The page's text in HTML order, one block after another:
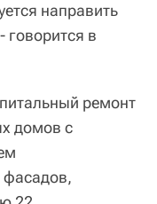
направить
говорится в
ремонт
домов с
фасадов,